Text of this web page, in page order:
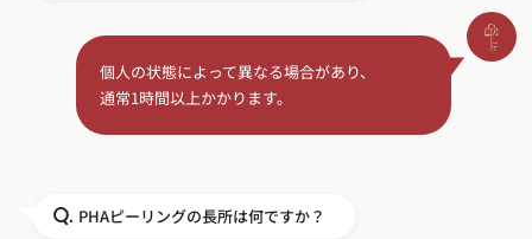
個人の状態によって異なる場合があり、
通常1時間以上かかります。
Q. PHAピーリングの長所は何ですか？